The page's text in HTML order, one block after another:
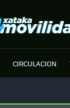
CIRCULACION